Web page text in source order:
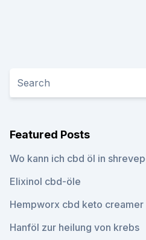
Featured Posts
Wo kann ich cbd öl in
Elixinol cbd-öle
Hempworx cbd keto creamer
Hanföl zur heilung von krebs